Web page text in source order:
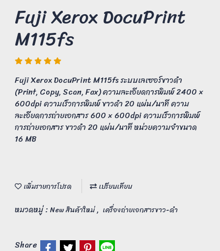
Fuji Xerox DocuPrint
M115fs
Fuji Xerox DocuPrint M115fs ระบบเลเซอร์ขาวดำ
(Print, Copy, Scan, Fax) ความละเอียดการพิมพ์ 2400 ×
600dpi ความเร็วการพิมพ์ ขาวดำ 20 แผ่น/นาที ความ
ละเอียดการถ่ายเอกสาร 600 × 600dpi ความเร็วการพิมพ์
การถ่ายเอกสาร ขาวดำ 20 แผ่น/นาที หน่วยความจำขนาด
16 MB
เพิ่มรายการโปรด เปรียบเทียบ
หมวดหมู่ : New สินค้าใหม่, เครื่องถ่ายเอกสารขาว-ดำ
Share